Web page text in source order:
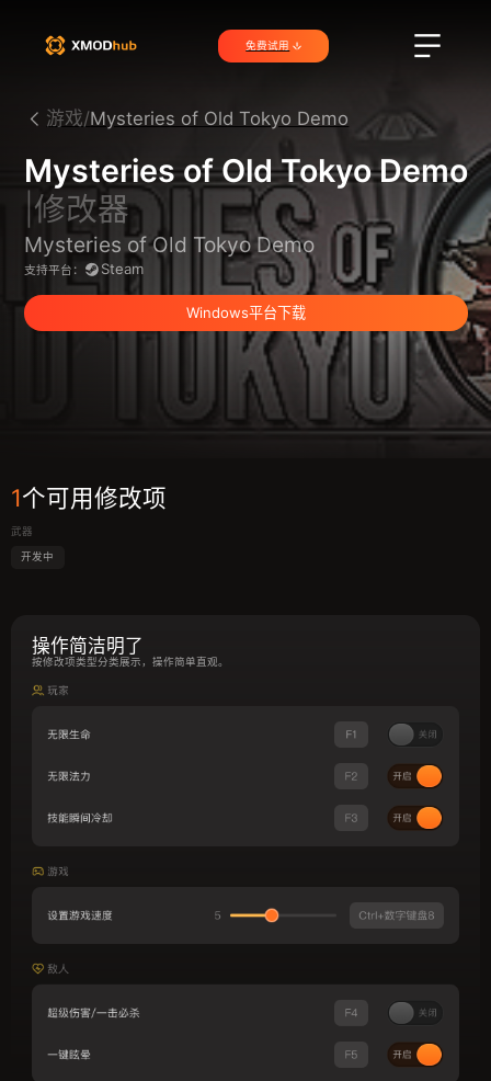
免费试用
游戏/Mysteries of Old Tokyo Demo
Mysteries of Old Tokyo Demo
|修改器
Mysteries of Old Tokyo Demo
支持平台： Steam
Windows平台下载
1个可用修改项
武器
开发中
操作简洁明了
按修改项类型分类展示，操作简单直观。